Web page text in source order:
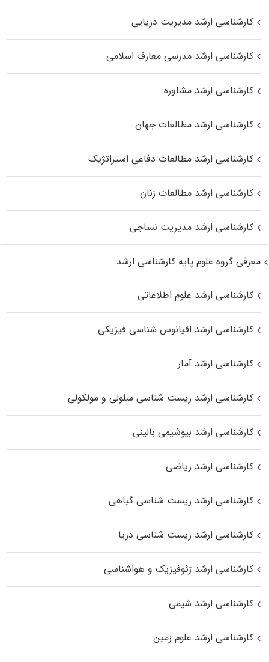
کارشناسی ارشد مدیریت دریایی
کارشناسی ارشد مدرسی معارف اسلامی
کارشناسی ارشد مشاوره
کارشناسی ارشد مطالعات جهان
کارشناسی ارشد مطالعات دفاعی استراتژیک
کارشناسی ارشد مطالعات زنان
کارشناسی ارشد مدیریت نساجی
معرفی گروه علوم پایه کارشناسی ارشد
کارشناسی ارشد علوم اطلاعاتی
کارشناسی ارشد اقیانوس‌ شناسی فیزیکی
کارشناسی ارشد آمار
کارشناسی ارشد زیست شناسی سلولی و مولکولی
کارشناسی ارشد بیوشیمی بالینی
کارشناسی ارشد ریاضی
کارشناسی ارشد زیست‌ شناسی گیاهی
کارشناسی ارشد زیست‌ شناسی دریا
کارشناسی ارشد ژئوفیزیک و هواشناسی
کارشناسی ارشد شیمی
کارشناسی ارشد علوم زمین